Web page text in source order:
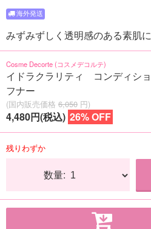
みずみずしく透明感のある素肌
Cosme Decorte (コスメデコルテ)
イドラクラリティ コンディシ
フナー
(国内販売価格 6,050 円)
4,480円(税込) 26% OFF
残りわずか
数量: